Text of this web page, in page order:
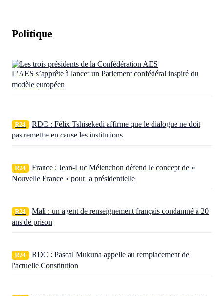
Politique
L’AES s’apprête à lancer un Parlement confédéral inspiré du
modèle européen
R24
RDC : Félix Tshisekedi affirme que le dialogue ne doit
pas remettre en cause les institutions
R24
France : Jean-Luc Mélenchon défend le concept de «
Nouvelle France » pour la présidentielle
R24
Mali : un agent de renseignement français condamné à 20
ans de prison
R24
RDC : Pascal Mukuna appelle au remplacement de
l'actuelle Constitution